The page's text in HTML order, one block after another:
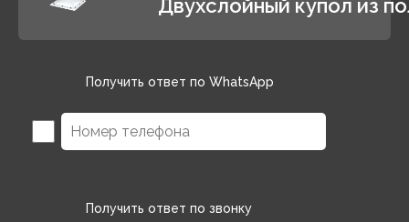
Двухслойный купол из
Получить ответ по WhatsApp
Получить ответ по звонку